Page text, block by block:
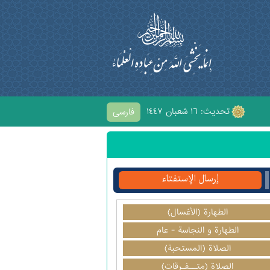
فارسی تحديث: ١٦ شعبان ١٤٤٧
إرسال الإستفتاء
الطهارة (الأغسال)
الطهارة و النجاسة - عام
الصلاة (المستحبة)
الصلاة (متــفـرقات)